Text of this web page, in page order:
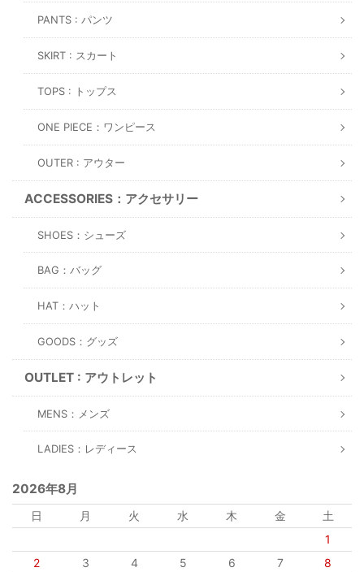
PANTS : パンツ
SKIRT : スカート
TOPS : トップス
ONE PIECE：ワンピース
OUTER : アウター
ACCESSORIES：アクセサリー
SHOES：シューズ
BAG：バッグ
HAT：ハット
GOODS：グッズ
OUTLET : アウトレット
MENS：メンズ
LADIES：レディース
2026年8月
日 月 火 水 木 金
土
1
2
3 4 5 6 7
8